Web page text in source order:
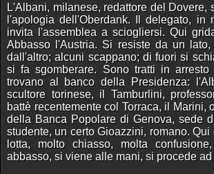
L'Albani, milanese, redattore del Dovere,
l'apologia dell'Oberdank. Il delegato, in
invita l'assemblea a sciogliersi. Qui
Abbasso l'Austria. Si resiste da un
dall'altro; alcuni scappano; di fuori si
si fa sgomberare. Sono tratti in
trovano al banco della Presidenza:
scultore torinese, il Tamburlini,
battè recentemente col Torraca, il Marini,
della Banca Popolare di Genova, sede
studente, un certo Gioazzini, romano.
lotta, molto chiasso, molta
abbasso, si viene alle mani, si procede ad